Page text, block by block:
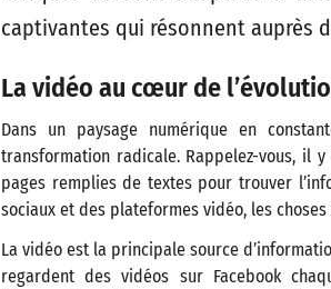
captivantes qui résonnent auprès
La vidéo au cœur de
Dans un paysage numérique en
transformation radicale. Rappelez-vous, il
pages remplies de textes pour trouver
sociaux et des plateformes vidéo, les
La vidéo est la principale source
regardent des vidéos sur Facebook